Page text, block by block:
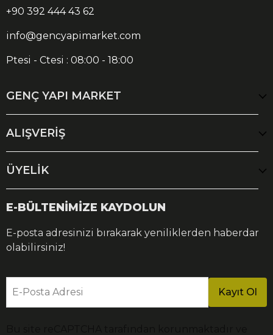
+90 392 444 43 62
info@gencyapimarket.com
Ptesi - Ctesi : 08:00 - 18:00
GENÇ YAPI MARKET
ALIŞVERİŞ
ÜYELİK
E-BÜLTENİMİZE KAYDOLUN
E-posta adresinizi bırakarak yeniliklerden haberdar
olabilirsiniz!
E-Posta Adresi Kayıt Ol